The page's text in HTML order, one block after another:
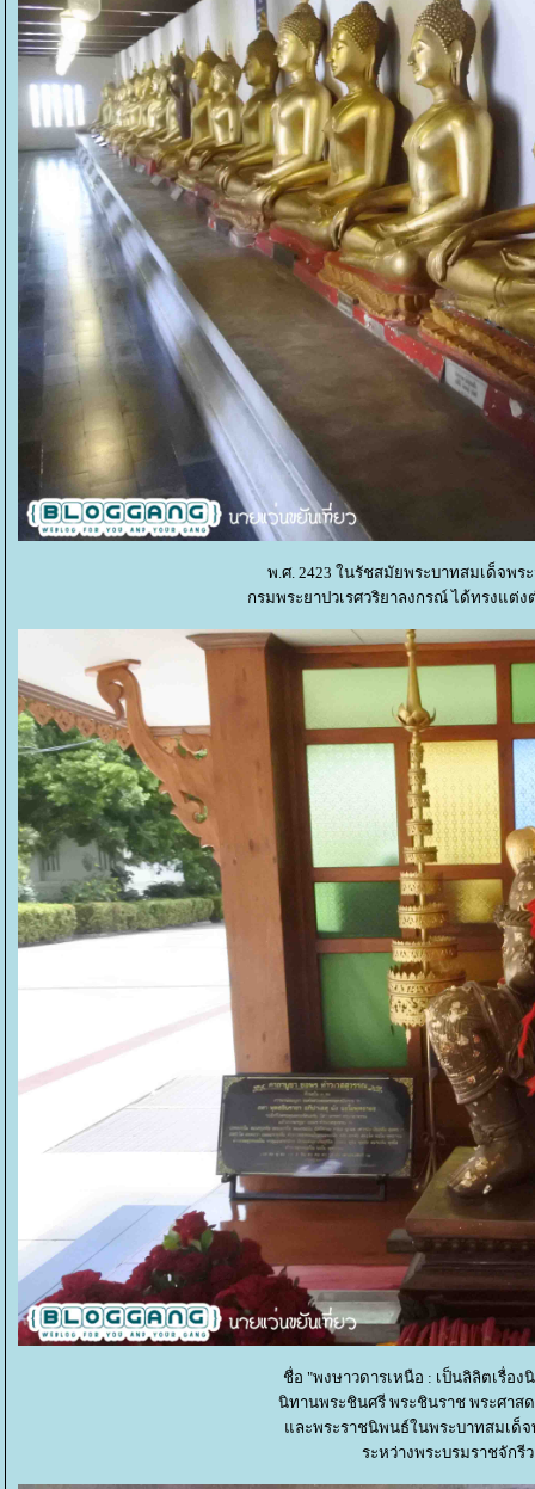
พ.ศ. 2423 ในรัชสมัยพระบาทสมเด็จพร
กรมพระยาปวเรศวริยาลงกรณ์ ได้ทรงแต่
ชื่อ "พงษาวดารเหนือ : เป็นลิลิตเรื่อ
นิทานพระชินศรี พระชินราช พระศาส
ละพระราชนิพนธ์ในพระบาทสมเด็จ
ระหว่างพระบรมราชจัก